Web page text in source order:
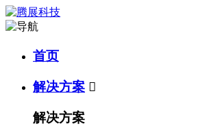
首页
解决方案 
解决方案